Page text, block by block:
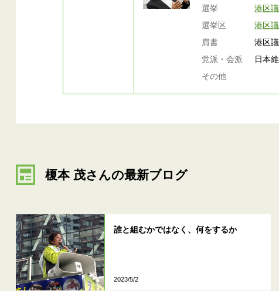
選挙 港区
選挙区
港区
肩書
港区
党派・会派
日本
その他
榎本 茂さんの最新ブログ
誰と組むかではなく、何をするか
2023/5/2